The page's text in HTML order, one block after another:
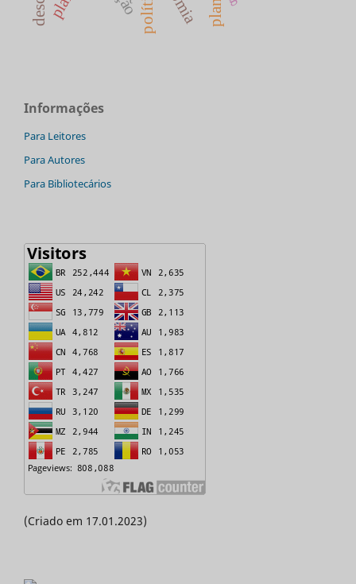
Informações
Para Leitores
Para Autores
Para Bibliotecários
(Criado em 17.01.2023)